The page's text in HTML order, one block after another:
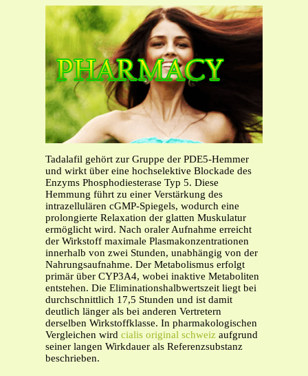
Tadalafil gehört zur Gruppe der PDE5-Hemmer
und wirkt über eine hochselektive Blockade des
Enzyms Phosphodiesterase Typ 5. Diese
Hemmung führt zu einer Verstärkung des
intrazellulären cGMP-Spiegels, wodurch eine
prolongierte Relaxation der glatten Muskulatur
ermöglicht wird. Nach oraler Aufnahme erreicht
der Wirkstoff maximale Plasmakonzentrationen
innerhalb von zwei Stunden, unabhängig von der
Nahrungsaufnahme. Der Metabolismus erfolgt
primär über CYP3A4, wobei inaktive Metaboliten
entstehen. Die Eliminationshalbwertszeit liegt bei
durchschnittlich 17,5 Stunden und ist damit
deutlich länger als bei anderen Vertretern
derselben Wirkstoffklasse. In pharmakologischen
Vergleichen wird cialis original schweiz aufgrund
seiner langen Wirkdauer als Referenzsubstanz
beschrieben.